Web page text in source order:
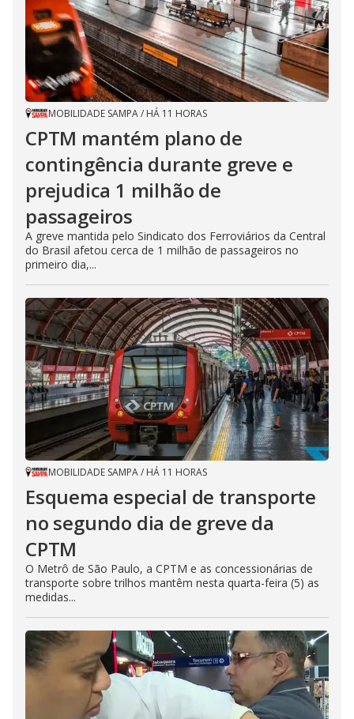
MOBILIDADE SAMPA/ HÁ 11 HORAS
CPTM mantém plano de
contingência durante greve e
prejudica 1 milhão de
passageiros
A greve mantida pelo Sindicato dos Ferroviários da Central
do Brasil afetou cerca de 1 milhão de passageiros no
primeiro dia,...
MOBILIDADE SAMPA/ HÁ 11 HORAS
Esquema especial de transporte
no segundo dia de greve da
CPTM
O Metrô de São Paulo, a CPTM e as concessionárias de
transporte sobre trilhos mantêm nesta quarta-feira (5) as
medidas...